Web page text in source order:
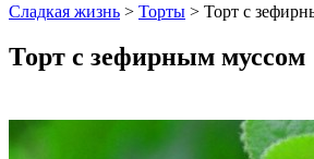
Сладкая жизнь > Торты > Торт с
Торт с зефирным муссом